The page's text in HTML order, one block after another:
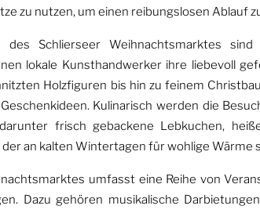
zu nutzen, um einen reibungslosen Ablauf
des Schlierseer Weihnachtsmarktes
lokale Kunsthandwerker ihre liebevoll
Holzfiguren bis hin zu feinem
Kulinarisch werden die
frisch gebackene Lebkuchen,
an kalten Wintertagen für wohlige Wärme
umfasst eine Reihe von
Dazu gehören musikalische